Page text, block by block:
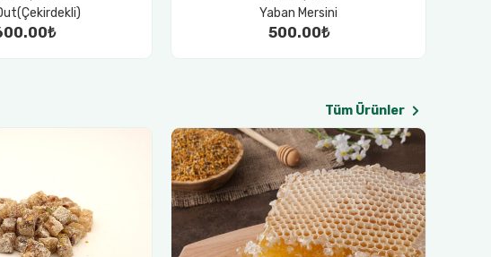
Mersini
Tüm Ürünler